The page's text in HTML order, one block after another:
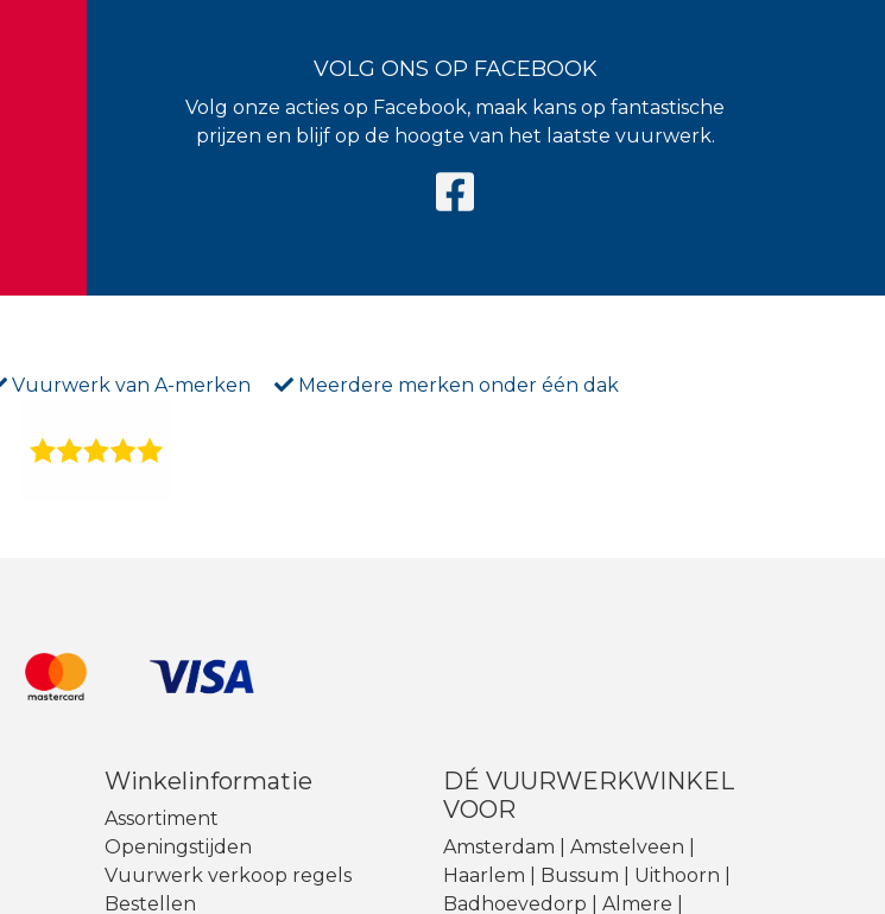
VOLG ONS OP FACEBOOK
Volg onze acties op Facebook, maak kans op fantastische
prijzen en blijf op de hoogte van het laatste vuurwerk.
Vuurwerk van A-merken Meerdere merken onder één dak
Winkelinformatie
Assortiment
Openingstijden
Vuurwerk verkoop regels
Bestellen
DÉ VUURWERKWINKEL
VOOR
Amsterdam | Amstelveen |
Haarlem | Bussum | Uithoorn
Badhoevedorp | Almere |